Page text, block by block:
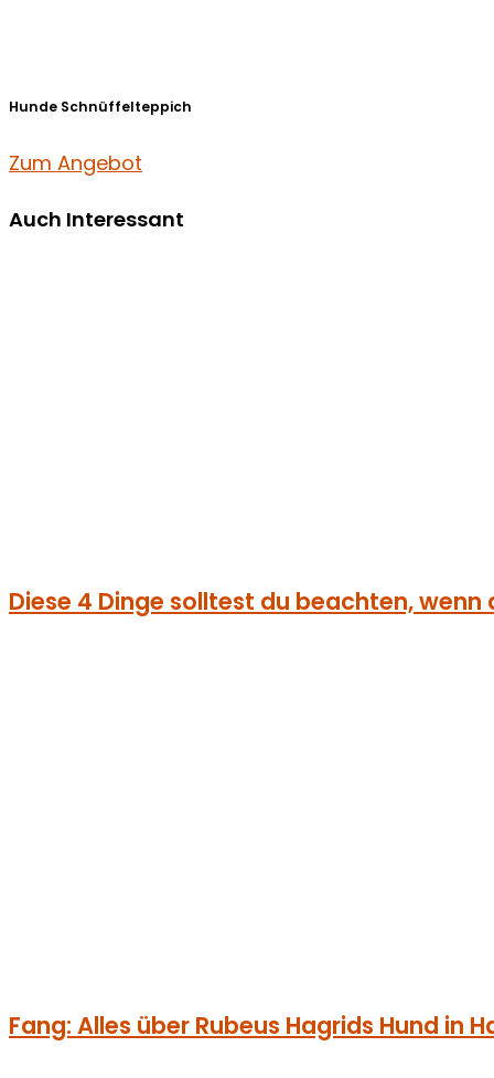
Hunde Schnüffelteppich
Zum Angebot
Auch Interessant
Diese 4 Dinge solltest du beachten,
Fang: Alles über Rubeus Hagrids Hund in